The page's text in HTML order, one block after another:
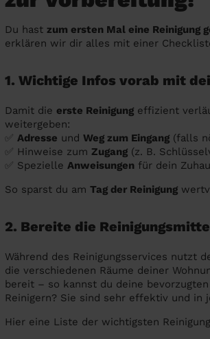
Du hast zum ersten Mal eine Reinigung
erklären wir dir alles mit einer
1. Wichtige Infos vorab mit
Damit die erste Reinigung effizient
weitergeben:
✅ Adresse und Weg zum Eingang (falls
✅ Hinweise zum Zugang (z. B.
✅ Spezielle Anweisungen für dein
So sparst du am Tag der Reinigung
2. Bereite die
Während des Reinigungsservices nutzt
die verschiedenen Räume deiner
bereit – so kannst du deine
Reinigern? Sie sind sehr effektiv und in
Hier eine Liste der wichtigsten